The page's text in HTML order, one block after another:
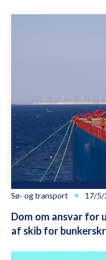
Sø- og transport 17/5/
Dom om ansvar for
af skib for